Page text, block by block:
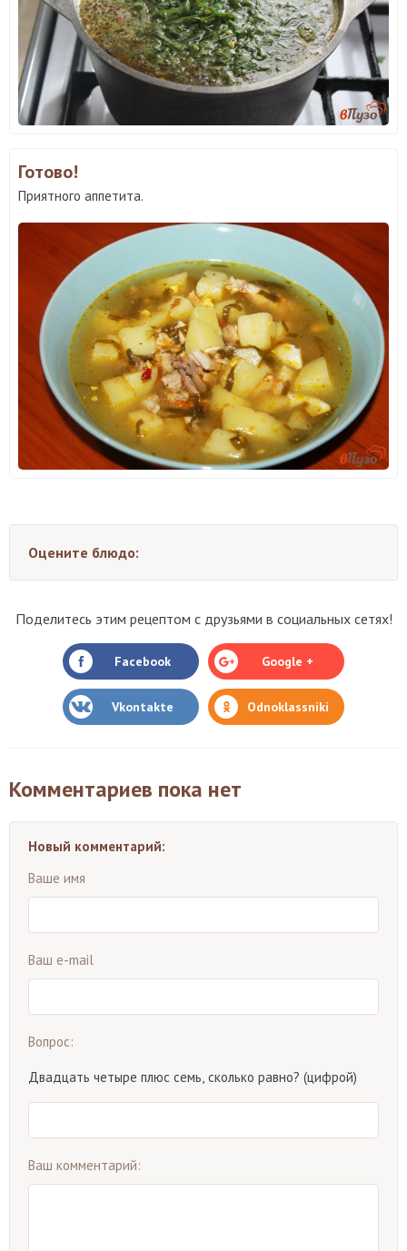
Готово!
Приятного аппетита.
Оцените блюдо:
Поделитесь этим рецептом с друзьями в социальных сетях!
Facebook Google +
Vkontakte Odnoklassniki
Комментариев пока нет
Новый комментарий:
Ваше имя
Ваш e-mail
Вопрос:
Двадцать четыре плюс семь, сколько равно? (цифрой)
Ваш комментарий: